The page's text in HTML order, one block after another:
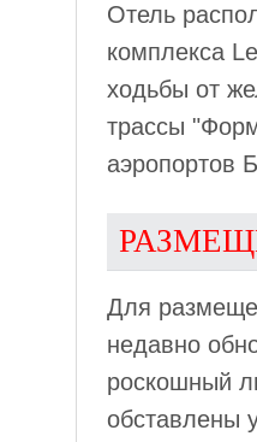
Отель
комплекса
ходьбы от
трассы
аэропортов
Для
недавно
роскошный
обставлены